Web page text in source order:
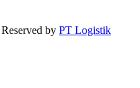
by PT Logistik